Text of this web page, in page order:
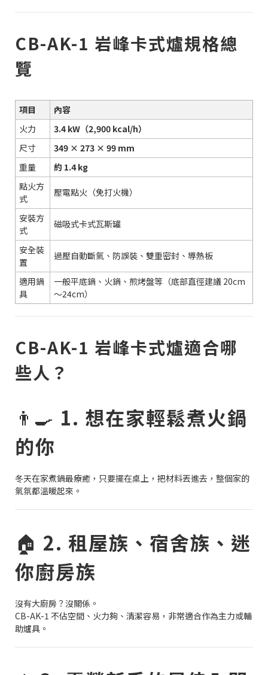
CB-AK-1 岩峰卡式爐規格總
覽
項目
內容
火力
3.4 kW（2,900 kcal/h）
尺寸
349 × 273 × 99 mm
重量
約 1.4 kg
點火方
式
壓電點火（免打火機）
安裝方
式
磁吸式卡式瓦斯罐
安全裝
置
過壓自動斷氣、防誤裝、雙重密封、導熱板
適用鍋
具
一般平底鍋、火鍋、煎烤盤等（底部直徑建議 20cm
～24cm）
CB-AK-1 岩峰卡式爐適合哪
些人？
👨‍🍳 1. 想在家輕鬆煮火鍋
的你
冬天在家煮鍋最療癒，只要擺在桌上，把材料丟進去，整個家的
氣氛都溫暖起來。
🏠 2. 租屋族、宿舍族、迷
你廚房族
沒有大廚房？沒關係。
CB-AK-1 不佔空間、火力夠、清潔容易，非常適合作為主力或輔
助爐具。